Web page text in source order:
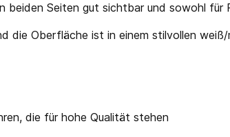
beiden Seiten gut sichtbar und sowohl
die Oberfläche ist in einem stilvollen
die für hohe Qualität stehen